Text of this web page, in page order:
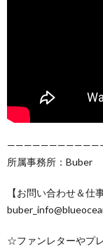
所属事務所：Buber
【お問い合わせ＆仕
☆ファンレターやプ